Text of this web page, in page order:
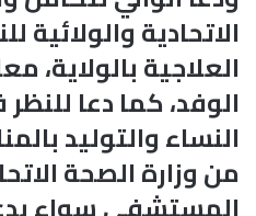
الاتحادية
العلاجية بالولاية،
الوفد، كما دعا
النساء والتوليد
من وزارة الصحة